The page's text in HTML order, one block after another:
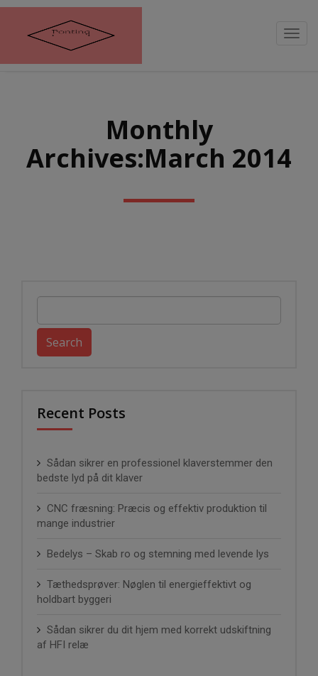
Monthly
Archives:March 2014
for:
Recent Posts
Sådan sikrer en professionel klaverstemmer den
bedste lyd på dit klaver
CNC fræsning: Præcis og effektiv produktion til
mange industrier
Bedelys – Skab ro og stemning med levende lys
Tæthedsprøver: Nøglen til energieffektivt og
holdbart byggeri
Sådan sikrer du dit hjem med korrekt udskiftning
af HFI relæ